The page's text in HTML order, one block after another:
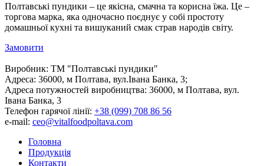
Полтавські пундики – це якісна, смачна та корисна їжа. Це –
торгова марка, яка одночасно поєднує у собі простоту
домашньої кухні та вишуканий смак страв народів світу.
Замовити
Виробник: ТМ "Полтавські пундики"
Адреса: 36000, м Полтава, вул.Івана Банка, 3;
Адреса потужностей виробництва: 36000, м Полтава, вул.
Івана Банка, 3
Телефон гарячої лінії: +38 (099) 708 86 56
e-mail: ceo@vitalfoodpoltava.com
Головна
Продукція
Контакти